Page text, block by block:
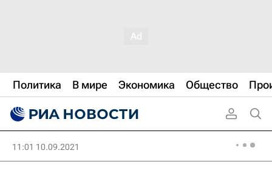
Политика В мире Экономика Общество
11:01 10.09.2021